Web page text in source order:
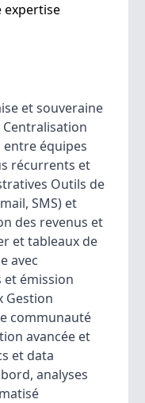
et souveraine
équipes
récurrents et
Outils de
SMS) et
des revenus et
et tableaux de
avec
émission
Gestion
communauté
avancée et
et data
analyses